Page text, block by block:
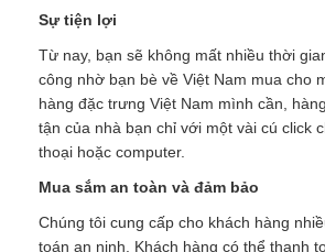
Sự tiện lợi
Từ nay, bạn sẽ không mất nhiều thời
công nhờ bạn bè về Việt Nam mua cho
hàng đặc trưng Việt Nam mình cần,
tận của nhà bạn chỉ với một vài cú click
thoại hoặc computer.
Mua sắm an toàn và đảm bảo
Chúng tôi cung cấp cho khách hàng
toán an ninh. Khách hàng có thể thanh